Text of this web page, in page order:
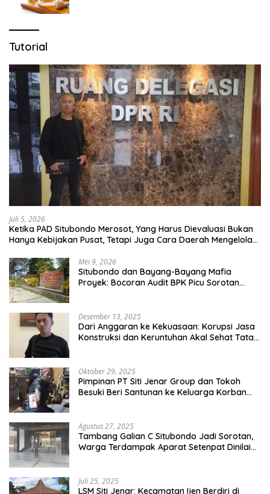
Tutorial
Juli 5, 2026
Ketika PAD Situbondo Merosot, Yang Harus Dievaluasi Bukan
Hanya Kebijakan Pusat, Tetapi Juga Cara Daerah Mengelola
Mei 9, 2026
Situbondo dan Bayang-Bayang Mafia
Proyek: Bocoran Audit BPK Picu Sorotan
Desember 13, 2025
Dari Anggaran ke Kekuasaan: Korupsi Jasa
Konstruksi dan Keruntuhan Akal Sehat Tata
Oktober 29, 2025
Pimpinan PT Siti Jenar Group dan Tokoh
Besuki Beri Santunan ke Keluarga Korban
Agustus 27, 2025
Tambang Galian C Situbondo Jadi Sorotan,
Warga Terdampak Aparat Setenpat Dinilai
Juli 25, 2025
LSM Siti Jenar: Kecamatan Ijen Berdiri di